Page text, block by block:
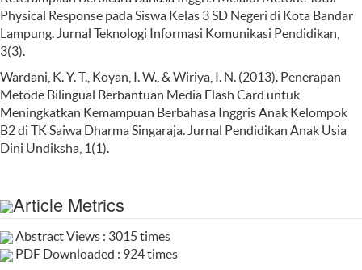
Physical Response pada Siswa Kelas 3 SD Negeri di Kota Bandar
Lampung. Jurnal Teknologi Informasi Komunikasi Pendidikan,
3(3).
Wardani, K. Y. T., Koyan, I. W., & Wiriya, I. N. (2013). Penerapan
Metode Bilingual Berbantuan Media Flash Card untuk
Meningkatkan Kemampuan Berbahasa Inggris Anak Kelompok
B2 di TK Saiwa Dharma Singaraja. Jurnal Pendidikan Anak Usia
Dini Undiksha, 1(1).
Article Metrics
Abstract Views : 3015 times
PDF Downloaded : 924 times